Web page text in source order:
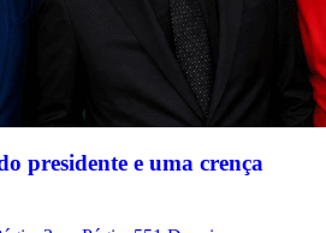
presidente e uma crença